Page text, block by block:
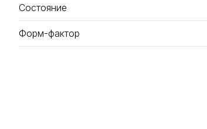
Состояние
Форм-фактор